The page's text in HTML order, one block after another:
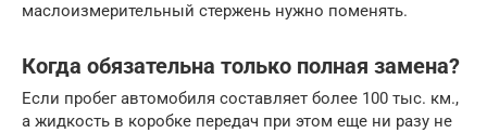
маслоизмерительный стержень нужно поменять.
Когда обязательна только полная замена?
Если пробег автомобиля составляет более 100 тыс. км.,
а жидкость в коробке передач при этом еще ни разу не